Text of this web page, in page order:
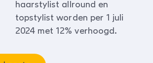
haarstylist allround en
topstylist worden per 1 juli
2024 met 12% verhoogd.